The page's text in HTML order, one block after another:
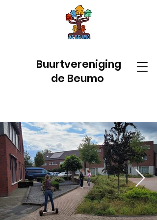
Buurtvereniging
de Beumo